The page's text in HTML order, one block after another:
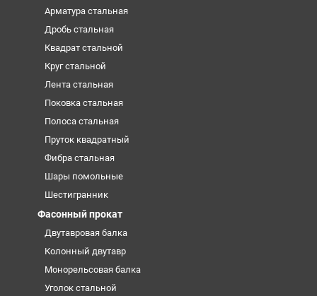
Арматура стальная
Дробь стальная
Квадрат стальной
Круг стальной
Лента стальная
Поковка стальная
Полоса стальная
Пруток квадратный
Фибра стальная
Шары помольные
Шестигранник
Фасонный прокат
Двутавровая балка
Колонный двутавр
Монорельсовая балка
Уголок стальной